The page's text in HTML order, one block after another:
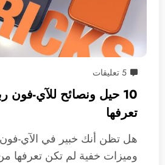
5 تعليقات
10 حيل ونصائح للآي-فون
تعرفها
وميزات خفية لم تكن تعرفها